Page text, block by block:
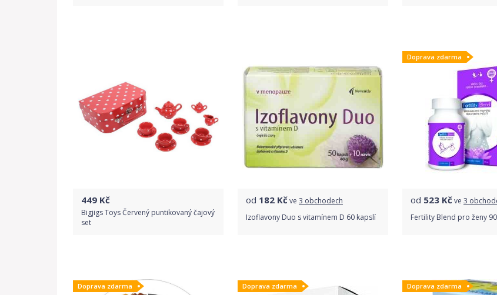
Detail
449 Kč
Bigjigs Toys Červený puntikovaný čajový
set
Detail produktu
od 182 Kčve 3 obchodech
Izoflavony Duo s vitamínem D 60 kapslí
Doprava zdarma
od 523 Kčve 3
Fertility Blend pro ženy
Doprava zdarma Doprava zdarma Doprava zdarma